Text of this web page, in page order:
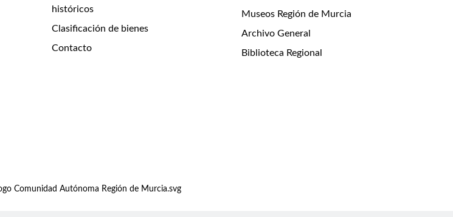
históricos
Clasificación de bienes
Contacto
Museos Región de Murcia
Archivo General
Biblioteca Regional